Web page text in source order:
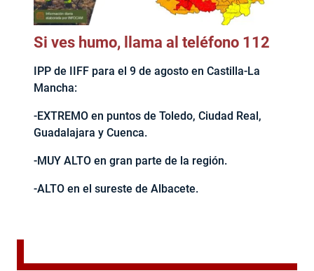
Si ves humo, llama al teléfono 112
IPP de IIFF para el 9 de agosto en Castilla-La
Mancha:
-EXTREMO en puntos de Toledo, Ciudad Real,
Guadalajara y Cuenca.
-MUY ALTO en gran parte de la región.
-ALTO en el sureste de Albacete.